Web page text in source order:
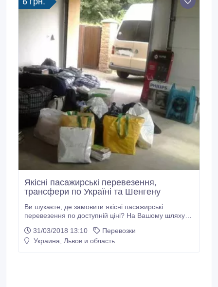
Якісні пасажирські перевезення,
трансфери по Україні та Шенгену
Ви шукаєте, де замовити якісні пасажирські
перевезення по доступній ціні? На Вашому шляху
запропонувати Вам пасажирські мікроавтобуси 8 +1.
Взаємодіяти з нами вигідно, безпечно та
31/03/2018 13:10
Перевозки
Украина, Львов и область